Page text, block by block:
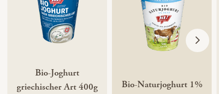
Bio-Joghurt
griechischer Art 400g
Bio-Naturjoghurt 1%